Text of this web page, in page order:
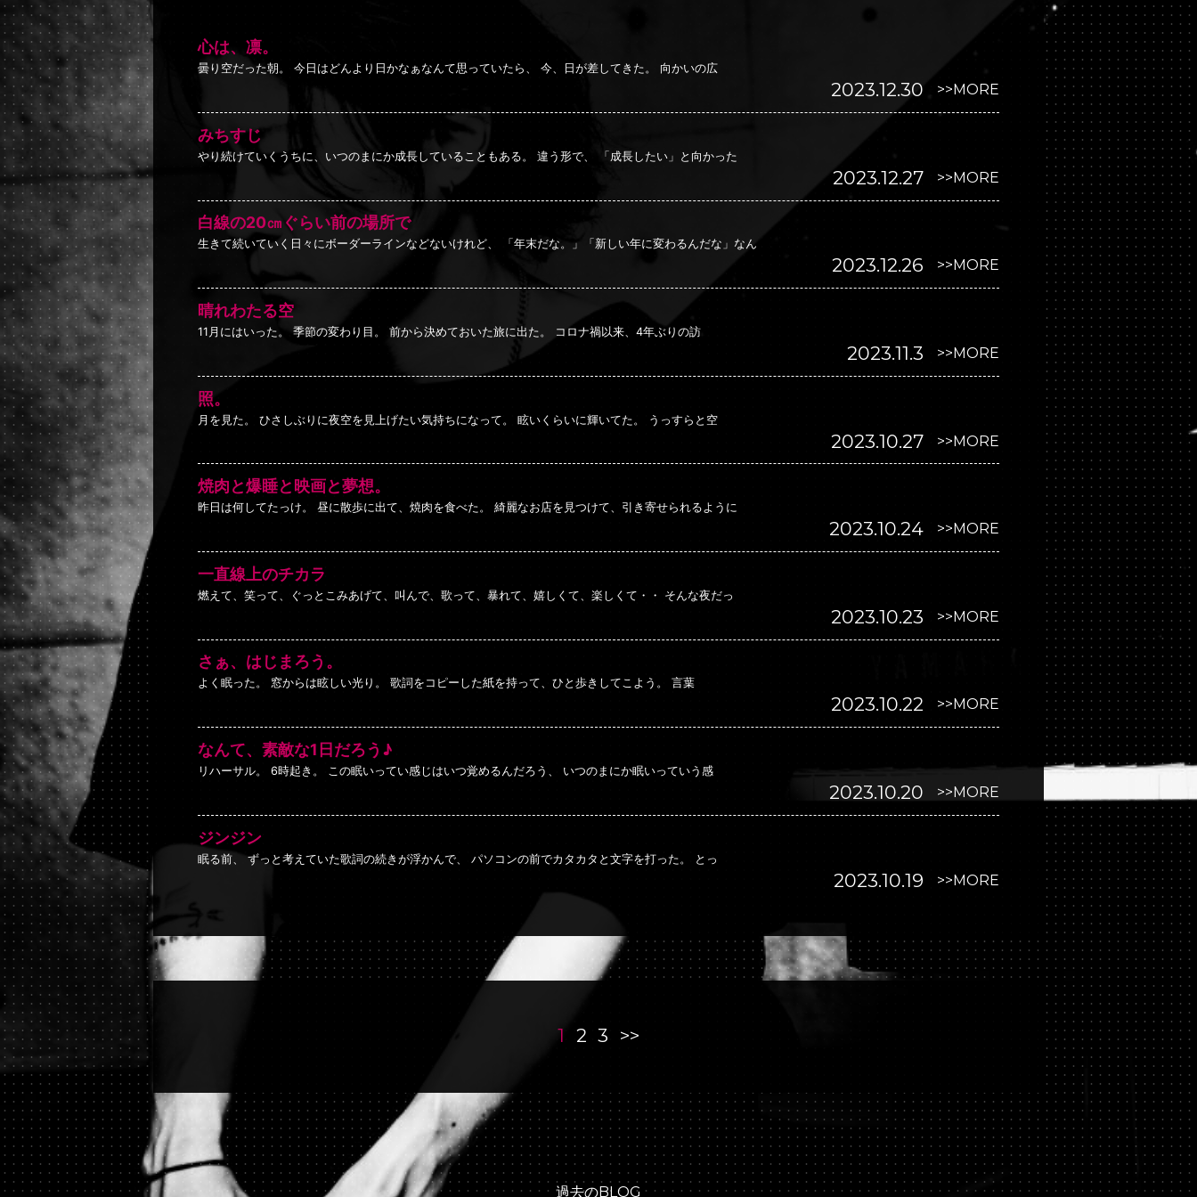
心は、凛。
曇り空だった朝。 今日はどんより日かなぁなんて思っていたら、 今、日が差してきた。 向かいの広
2023.12.30 >>MORE
みちすじ
やり続けていくうちに、いつのまにか成長していることもある。 違う形で、 「成長したい」と向かった
2023.12.27 >>MORE
白線の20㎝ぐらい前の場所で
生きて続いていく日々にボーダーラインなどないけれど、 「年末だな。」「新しい年に変わるんだな」なん
2023.12.26 >>MORE
晴れわたる空
11月にはいった。 季節の変わり目。 前から決めておいた旅に出た。 コロナ禍以来、4年ぶりの訪
2023.11.3 >>MORE
照。
月を見た。 ひさしぶりに夜空を見上げたい気持ちになって。 眩いくらいに輝いてた。 うっすらと空
2023.10.27 >>MORE
焼肉と爆睡と映画と夢想。
昨日は何してたっけ。 昼に散歩に出て、焼肉を食べた。 綺麗なお店を見つけて、引き寄せられるように
2023.10.24 >>MORE
一直線上のチカラ
燃えて、笑って、ぐっとこみあげて、叫んで、歌って、暴れて、嬉しくて、楽しくて・・ そんな夜だっ
2023.10.23 >>MORE
さぁ、はじまろう。
よく眠った。 窓からは眩しい光り。 歌詞をコピーした紙を持って、ひと歩きしてこよう。 言葉
2023.10.22 >>MORE
なんて、素敵な1日だろう♪
リハーサル。 6時起き。 この眠いってい感じはいつ覚めるんだろう、 いつのまにか眠いっていう感
2023.10.20 >>MORE
ジンジン
眠る前、 ずっと考えていた歌詞の続きが浮かんで、 パソコンの前でカタカタと文字を打った。 とっ
2023.10.19 >>MORE
1 2 3 >>
過去のBLOG